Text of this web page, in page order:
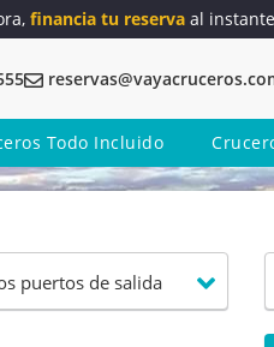
financia tu reserva al
Todo Incluido